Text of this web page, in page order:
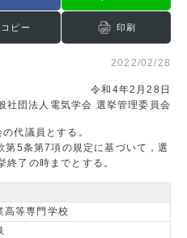
コピー 印刷
2022/02/28
令和4年2月28日
社団法人電気学会 選挙管理委員会
代議員とする。
5条第7項の規定に基づいて，選
了の時までとする。
高等専門学校